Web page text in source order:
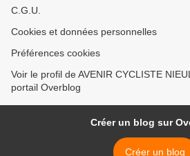
C.G.U.
Cookies et données personnelles
Préférences cookies
Voir le profil de AVENIR CYCLISTE
portail Overblog
Créer un blog sur
Créer un blog